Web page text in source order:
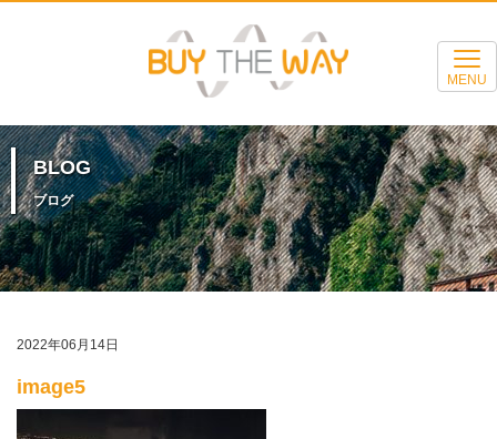
MENU
BLOG
ブログ
2022年06月14日
image5